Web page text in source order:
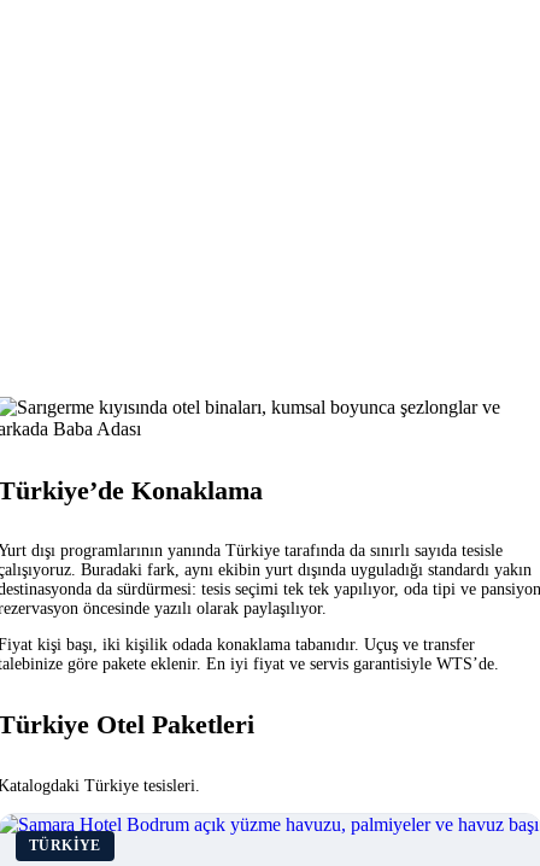
Konaklama
dışı programlarının yanında Türkiye tarafında da sınırlı sayıda tesisle
Buradaki fark, aynı ekibin yurt dışında uyguladığı standardı yakın
da sürdürmesi: tesis seçimi tek tek yapılıyor, oda tipi ve pansiyon
öncesinde yazılı olarak paylaşılıyor.
kişi başı, iki kişilik odada konaklama tabanıdır. Uçuş ve transfer
göre pakete eklenir. En iyi fiyat ve servis garantisiyle WTS’de.
Otel Paketleri
Türkiye tesisleri.
TÜRKİYE